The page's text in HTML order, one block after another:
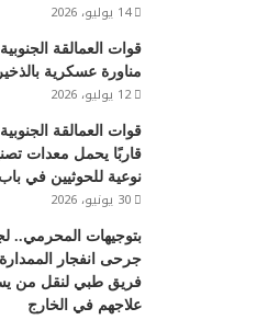
14 يوليو، 2026
قوات العمالقة
مناورة عسكرية
12 يوليو، 2026
‏قوات العمالقة
قاربًا يحمل معدات
نوعية للحوثيين في
30 يونيو، 2026
بتوجيهات المحرمي..
جرحى انفجار
فريق طبي لنقل من
علاجهم في الخارج